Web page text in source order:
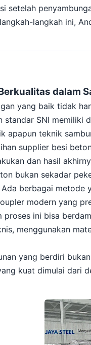
setelah
langkah ini,
dalam
yang baik tidak
standar SNI memiliki
apapun teknik
supplier besi
dan hasil
bukan sekadar
Ada berbagai
modern yang
proses ini bisa
menggunakan
yang berdiri
kuat dimulai dari